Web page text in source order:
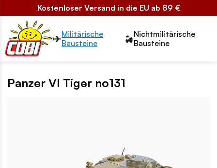
Kostenloser Versand in die EU ab 89 €
Przełącznik segmentów2
Militärische
Bausteine
Nichtmilitärische
Bausteine
Panzer VI Tiger no131